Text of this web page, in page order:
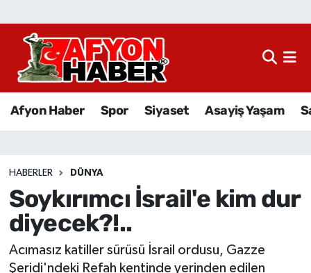
Afyon Haber Spor Siyaset Asayiş Yaşam
HABERLER DÜNYA
Soykırımcı İsrail'e kim dur
diyecek?!..
Acımasız katiller sürüsü İsrail ordusu, Gazze
Şeridi'ndeki Refah kentinde yerinden edilen
Afyon Haber
Sağlık
Eğitim
Sivil Toplum